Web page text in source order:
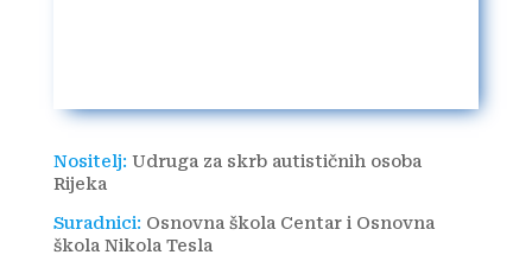
Nositelj: Udruga za skrb autističnih osoba
Rijeka
Suradnici: Osnovna škola Centar i Osnovna
škola Nikola Tesla